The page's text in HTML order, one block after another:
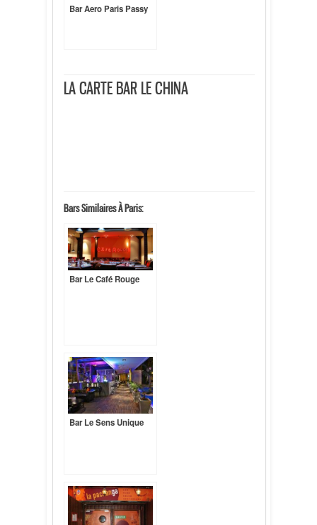
Bar Aero Paris Passy
LA CARTE BAR LE CHINA
Bars Similaires À Paris:
Bar Le Café Rouge
Bar Le Sens Unique